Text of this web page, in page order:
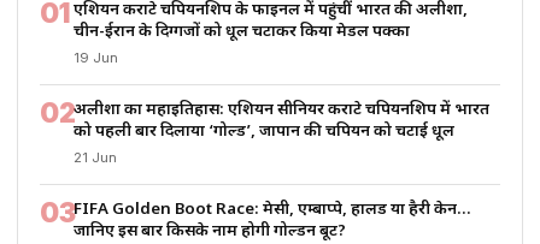
01एशियन कराटे चैंपियनशिप के फाइनल में पहुंचीं भारत की अलीशा,
चीन-ईरान के दिग्गजों को धूल चटाकर किया मेडल पक्का
19 Jun
02अलीशा का महाइतिहास: एशियन सीनियर कराटे चैंपियनशिप में भारत
को पहली बार दिलाया ‘गोल्ड’, जापान की चैंपियन को चटाई धूल
21 Jun
03FIFA Golden Boot Race: मेसी, एम्बाप्पे, हालैंड या हैरी केन…
जानिए इस बार किसके नाम होगी गोल्डन बूट?